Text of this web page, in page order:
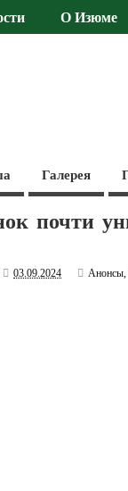
О Изюме
Галерея
почти
03.09.2024 Анонсы